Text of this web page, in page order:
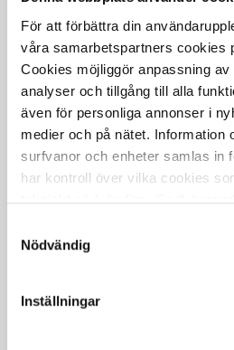
För att förbättra din
våra samarbetspartners cookies
Cookies möjliggör anpassning av
analyser och tillgång till alla
även för personliga annonser i
medier och på nätet. Information
surfvanor och enheter samlas in
har kontroll över vilka cookies
tekniskt nödvändiga.
länder utanför EU med olika
att godkänna samtycker du till
Nödvändig
Inställningar
De som köpte, köpte även
Kampanj
Dispenserbox med 100 st.